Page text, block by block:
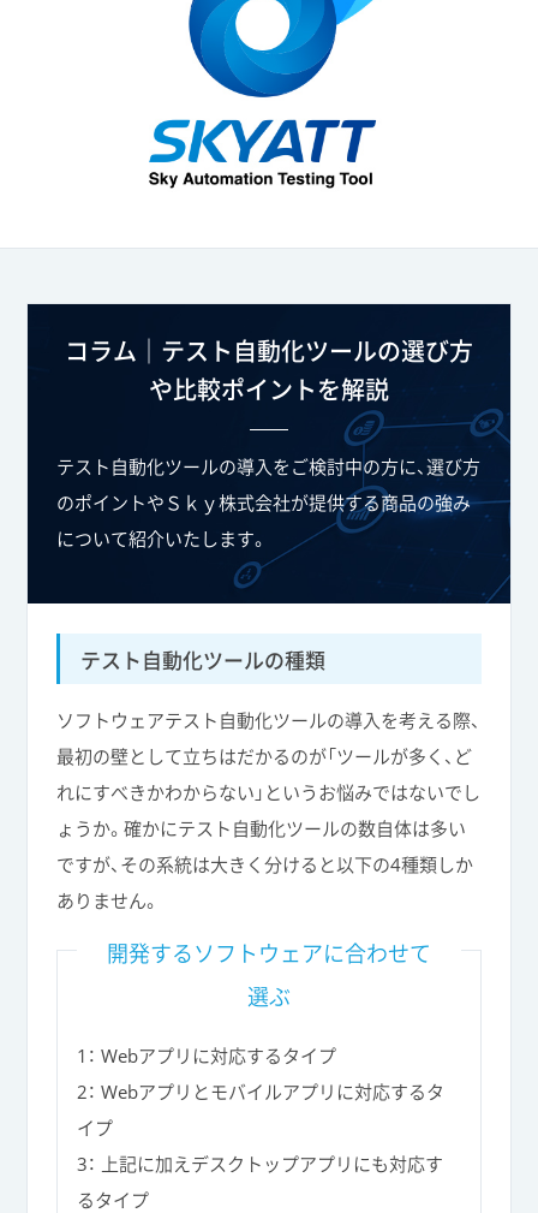
コラム│テスト自動化ツールの選び方
や比較ポイントを解説
テスト自動化ツールの導入をご検討中の方に、選び方
のポイントやＳｋｙ株式会社が提供する商品の強み
について紹介いたします。
テスト自動化ツールの種類
ソフトウェアテスト自動化ツールの導入を考える際、
最初の壁として立ちはだかるのが「ツールが多く、ど
れにすべきかわからない」というお悩みではないでし
ょうか。確かにテスト自動化ツールの数自体は多い
ですが、その系統は大きく分けると以下の4種類しか
ありません。
開発するソフトウェアに合わせて
選ぶ
1： Webアプリに対応するタイプ
2： Webアプリとモバイルアプリに対応するタ
イプ
3： 上記に加えデスクトップアプリにも対応す
るタイプ